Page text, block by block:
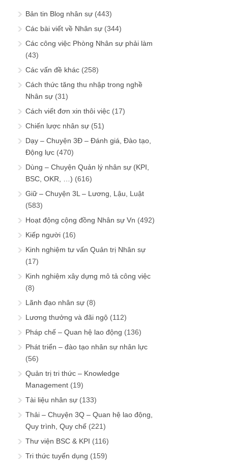
Bản tin Blog nhân sự (443)
Các bài viết về Nhân sự (344)
Các công việc Phòng Nhân sự phải làm
(43)
Các vấn đề khác (258)
Cách thức tăng thu nhập trong nghề
Nhân sự (31)
Cách viết đơn xin thôi việc (17)
Chiến lược nhân sự (51)
Dạy – Chuyện 3Đ – Đánh giá, Đào tạo,
Động lực (470)
Dùng – Chuyện Quản lý nhân sự (KPI,
BSC, OKR, …) (616)
Giữ – Chuyện 3L – Lương, Lậu, Luật
(583)
Hoạt động cộng đồng Nhân sự Vn (492)
Kiếp người (16)
Kinh nghiệm tư vấn Quản trị Nhân sự
(17)
Kinh nghiệm xây dựng mô tả công việc
(8)
Lãnh đạo nhân sự (8)
Lương thưởng và đãi ngộ (112)
Pháp chế – Quan hệ lao động (136)
Phát triển – đào tạo nhân sự nhân lực
(56)
Quản trị tri thức – Knowledge
Management (19)
Tài liệu nhân sự (133)
Thải – Chuyện 3Q – Quan hệ lao động,
Quy trình, Quy chế (221)
Thư viện BSC & KPI (116)
Tri thức tuyển dụng (159)